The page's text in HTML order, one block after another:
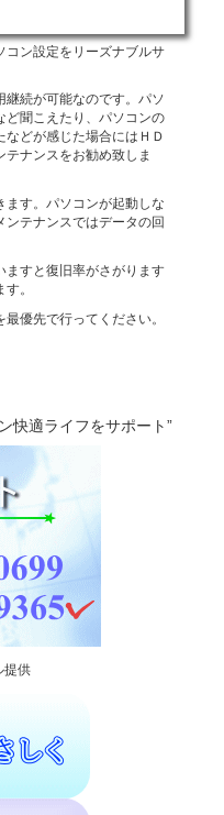
コン設定をリーズナブルサ
継続が可能なのです。パソ
ど聞こえたり、パソコンの
どが感じた場合にはＨＤ
ナンスをお勧め致しま
ます。パソコンが起動しな
ンテナンスではデータの回
ますと復旧率がさがります
。
優先で行ってください。
快適ライフをサポート”
提供